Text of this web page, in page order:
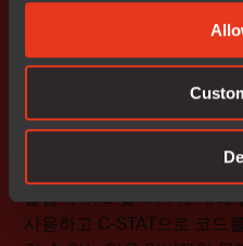
식입니다. 여기에는 자동화
질 컴파일러 및 링커(이상적
컴파일러 및 링커)를 활용하
정적 분석은 임베디드 소프
고 관련 표준 및 규정을 준
술입니다. C 및 C++에 대해
사용하고 C-STAT으로 코드